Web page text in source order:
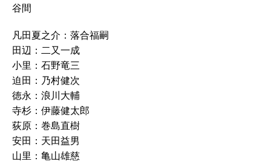
谷間
凡田夏之介：落合福嗣
田辺：二又一成
小里：石野竜三
迫田：乃村健次
徳永：浪川大輔
寺杉：伊藤健太郎
荻原：巻島直樹
安田：天田益男
山里：亀山雄慈